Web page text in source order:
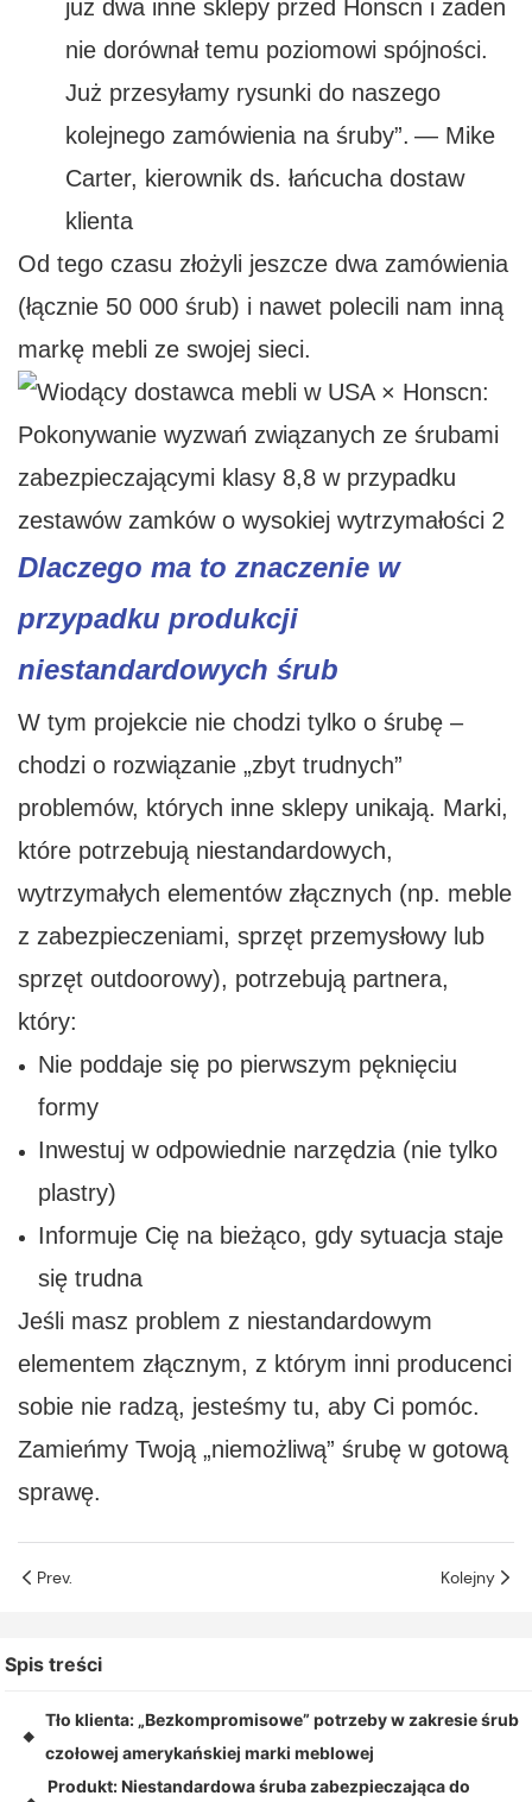
już dwa inne sklepy przed Honscn i żaden
nie dorównał temu poziomowi spójności.
Już przesyłamy rysunki do naszego
kolejnego zamówienia na śruby”. — Mike
Carter, kierownik ds. łańcucha dostaw
klienta
Od tego czasu złożyli jeszcze dwa zamówienia
(łącznie 50 000 śrub) i nawet polecili nam inną
markę mebli ze swojej sieci.
Dlaczego ma to znaczenie w
przypadku produkcji
niestandardowych śrub
W tym projekcie nie chodzi tylko o śrubę –
chodzi o rozwiązanie „zbyt trudnych”
problemów, których inne sklepy unikają. Marki,
które potrzebują niestandardowych,
wytrzymałych elementów złącznych (np. meble
z zabezpieczeniami, sprzęt przemysłowy lub
sprzęt outdoorowy), potrzebują partnera,
który:
Nie poddaje się po pierwszym pęknięciu
formy
Inwestuj w odpowiednie narzędzia (nie tylko
plastry)
Informuje Cię na bieżąco, gdy sytuacja staje
się trudna
Jeśli masz problem z niestandardowym
elementem złącznym, z którym inni producenci
sobie nie radzą, jesteśmy tu, aby Ci pomóc.
Zamieńmy Twoją „niemożliwą” śrubę w gotową
sprawę.
Prev. Kolejny
Spis treści
◆
Tło klienta: „Bezkompromisowe” potrzeby w zakresie śrub
czołowej amerykańskiej marki meblowej
Produkt: Niestandardowa śruba zabezpieczająca do